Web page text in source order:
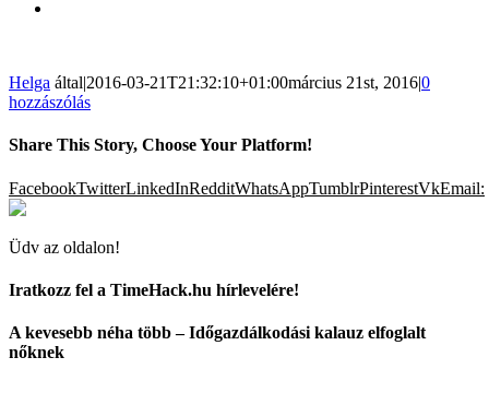
Helga által|2016-03-21T21:32:10+01:00március 21st, 2016|0
hozzászólás
Share This Story, Choose Your Platform!
FacebookTwitterLinkedInRedditWhatsAppTumblrPinterestVkEmail:
Üdv az oldalon!
Iratkozz fel a TimeHack.hu hírlevelére!
A kevesebb néha több – Időgazdálkodási kalauz elfoglalt
nőknek